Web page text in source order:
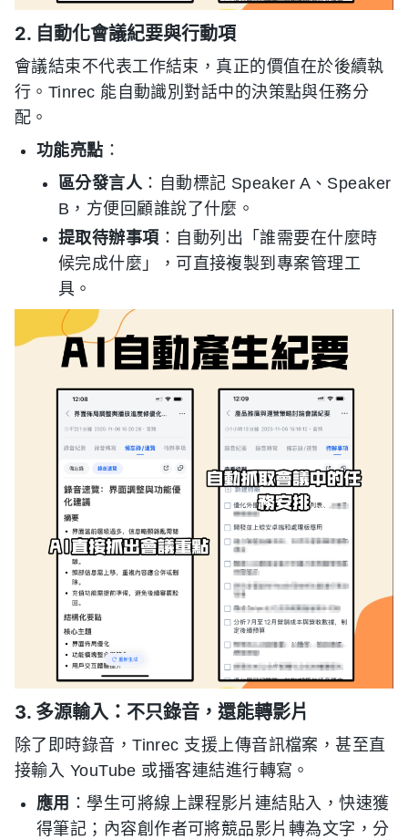
2. 自動化會議紀要與行動項
會議結束不代表工作結束，真正的價值在於後續執
行。Tinrec 能自動識別對話中的決策點與任務分
配。
功能亮點 ：
區分發言人：自動標記 Speaker A、Speaker
B，方便回顧誰說了什麼。
提取待辦事項 ：自動列出「誰需要在什麼時
候完成什麼」，可直接複製到專案管理工
具。
3. 多源輸入：不只錄音，還能轉影片
除了即時錄音，Tinrec 支援上傳音訊檔案，甚至直
接輸入 YouTube 或播客連結進行轉寫。
應用 ：學生可將線上課程影片連結貼入，快速獲
得筆記；內容創作者可將競品影片轉為文字，分